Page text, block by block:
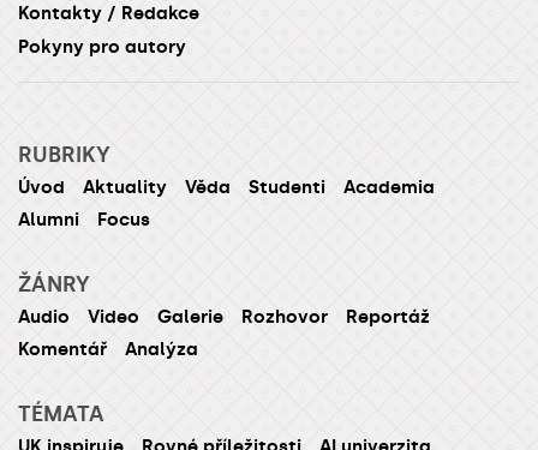
Kontakty / Redakce
Pokyny pro autory
RUBRIKY
Úvod Aktuality Věda Studenti
Academia
Alumni
Focus
ŽÁNRY
Audio Video Galerie Rozhovor
Reportáž
Komentář
Analýza
TÉMATA